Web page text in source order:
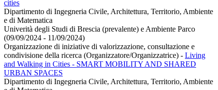
cities
Dipartimento di Ingegneria Civile, Architettura, Territorio, Ambiente
e di Matematica
Univerità degli Studi di Brescia (prevalente) e Ambiente Parco
(09/09/2024 - 11/09/2024)
Organizzazione di iniziative di valorizzazione, consultazione e
condivisione della ricerca (Organizzatore/Organizzatrice) - Living
and Walking in Cities - SMART MOBILITY AND SHARED
URBAN SPACES
Dipartimento di Ingegneria Civile, Architettura, Territorio, Ambiente